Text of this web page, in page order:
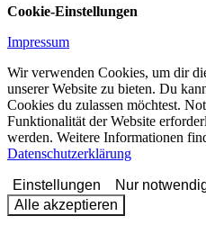
Cookie-Einstellungen
Impressum
Wir verwenden Cookies, um dir
unserer Website zu bieten. Du
Cookies du zulassen möchtest.
Funktionalität der Website
werden. Weitere Informationen
Datenschutzerklärung
Einstellungen
Nur
Alle akzeptieren